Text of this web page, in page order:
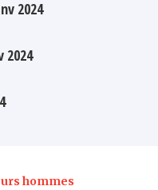
2024
2024
hommes